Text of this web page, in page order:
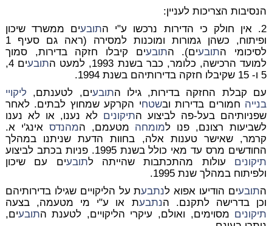
הנסיבות הצריכות לעניין:
2. אין חולק כי הדירות נרכשו ע"י ה
תובעים ממשרד שיכון
ופיתוח, כשהן גמורות ומוכנות למסירה (ראה גם סעיף 1
לסיכומי התובעים). התובעים קיבלו חזקה בדירות, סמוך
למועד הרכישה, כלומר, כבר בשנת 1993, למעט ה
תובע
ים 4,
5 ו- 15 שקיבלו חזקה בדירותיהם בשנת 1994.
עם קבלת החזקה בדירות, גילו התובעים, לטענתם,ליקויי
בנייה חמורים בדירות ובשטחי הקרקע שמחוץ לבתים. לאחר
שפניותיהם בעל-פה לביצוע התיקונים לא נענו, או לא נענו
לשביעות רצונם, פנו למומחה מטעמם, המהנדס אינג'י א.
קרמר, שאישר טענות אלה, בחוות הדעת שניתנו במהלך
החודשים מרס עד מאי כולל בשנת 1995. פניות בכתב לביצוע
תיקונים עולות מהתכתבות שהייתה לתובעים עם שיכון
ולפיתוח במהלך שנת 1995.
התובעים הודיעו אפוא לנתבעת על הליקויים שגילו בדירותיהם
וכן בדרישה לתקנם. הנתבעת או ע"י מי מטעמה, בצעה
תיקונים מסוימים, ואולם, עיקרי הליקויים, לטענת התובעים,